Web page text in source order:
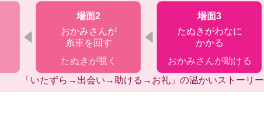
場面2
おかみさんが
糸車を回す
たぬきが覗く
場面3
たぬきがわなに
かかる
おかみさんが助ける
「いたずら→出会い→助ける→お礼」の温かいストーリー